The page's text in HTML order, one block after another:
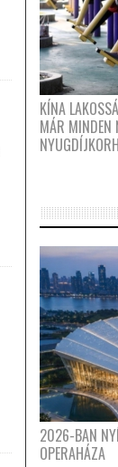
KÍNA
MÁR MINDEN
2026-BAN
OPERAHÁZA